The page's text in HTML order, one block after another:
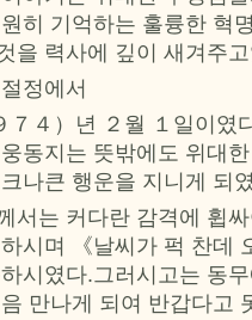
히 기억하는 훌륭한 혁
을 력사에 깊이 새겨주
정에서
７４）년 ２월 １일이였
동지는 뜻밖에도 위대
나큰 행운을 지니게 되
서는 커다란 감격에 휩
시며 《날씨가 퍽 찬데
시였다.그러시고는 동
만나게 되여 반갑다고